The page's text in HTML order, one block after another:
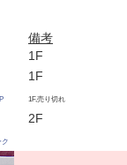
備考
1F
1F
1F,売り切れ
2F
ク